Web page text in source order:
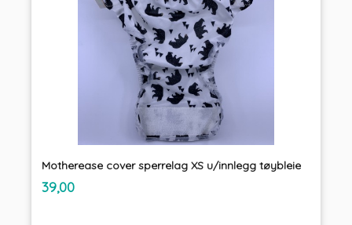
Motherease cover sperrelag XS u/innlegg tøybleie
Pris
39,00mva.